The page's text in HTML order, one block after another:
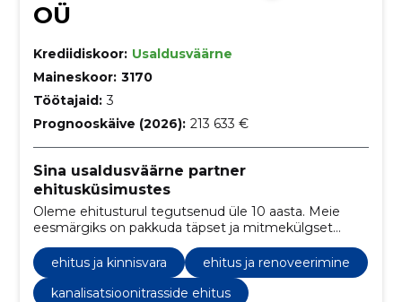
OÜ
Krediidiskoor: Usaldusväärne
Maineskoor: 3170
Töötajaid: 3
Prognooskäive (2026): 213 633 €
Sina usaldusväärne partner
ehitusküsimustes
Oleme ehitusturul tegutsenud üle 10 aasta. Meie
eesmärgiks on pakkuda täpset ja mitmekülgset
teenust, mis põhineb meie suurel kogemustepagasil.
ehitus ja kinnisvara
ehitus ja renoveerimine
kanalisatsioonitrasside ehitus